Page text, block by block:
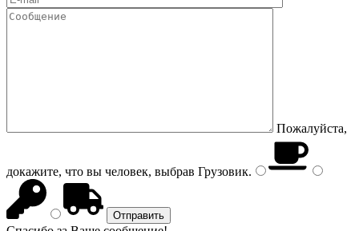
Пожалуйста,
докажите, что вы человек, выбрав Грузовик.